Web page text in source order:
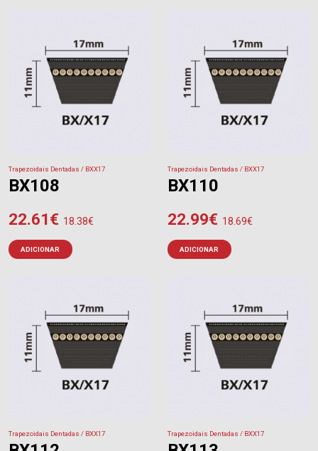
Trapezoidais Dentadas / BXX17
BX108
22.61€ 18.38€
ADICIONAR
Trapezoidais Dentadas / BXX17
BX110
22.99€ 18.69€
ADICIONAR
Trapezoidais Dentadas / BXX17 Trapezoidais Dentadas / BXX17